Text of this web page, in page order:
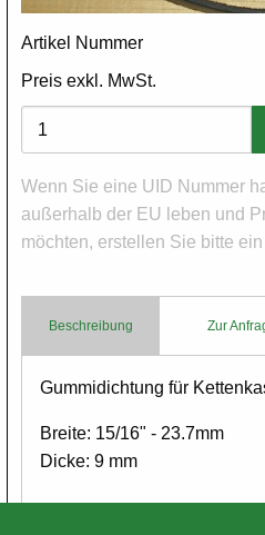
Artikel Nummer
Preis exkl. MwSt.
Varianten
Wenn Sie eine UID Nummer
außerhalb der EU leben und
möchten, erstellen Sie bitte ein
Beschreibung Zur
Body
Gummidichtung für
Breite: 15/16" - 23.7mm
Dicke: 9 mm